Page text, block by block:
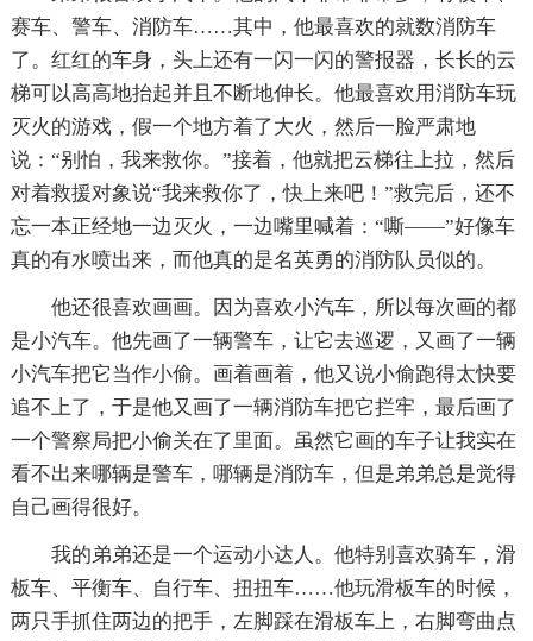
赛车、警车、消防车……其中，他最喜欢的就数消防车
了。红红的车身，头上还有一闪一闪的警报器，长长的云
梯可以高高地抬起并且不断地伸长。他最喜欢用消防车玩
灭火的游戏，假一个地方着了大火，然后一脸严肃地
说：“别怕，我来救你。”接着，他就把云梯往上拉，然后
对着救援对象说“我来救你了，快上来吧！”救完后，还不
忘一本正经地一边灭火，一边嘴里喊着：“嘶——”好像车
真的有水喷出来，而他真的是名英勇的消防队员似的。
他还很喜欢画画。因为喜欢小汽车，所以每次画的都
是小汽车。他先画了一辆警车，让它去巡逻，又画了一辆
小汽车把它当作小偷。画着画着，他又说小偷跑得太快要
追不上了，于是他又画了一辆消防车把它拦牢，最后画了
一个警察局把小偷关在了里面。虽然它画的车子让我实在
看不出来哪辆是警车，哪辆是消防车，但是弟弟总是觉得
自己画得很好。
我的弟弟还是一个运动小达人。他特别喜欢骑车，滑
板车、平衡车、自行车、扭扭车……他玩滑板车的时候，
两只手抓住两边的把手，左脚踩在滑板车上，右脚弯曲点